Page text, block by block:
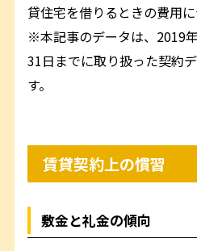
貸住宅を借りるときの費用に
※本記事のデータは、2019
31日までに取り扱った契約
す。
賃貸契約上の慣習
敷金と礼金の傾向